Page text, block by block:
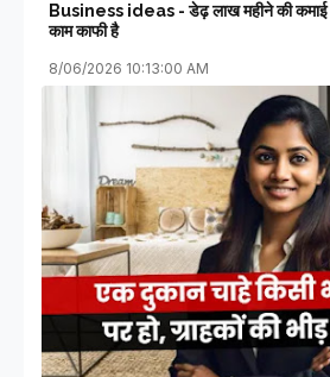
Business ideas - डेढ़ लाख महीने की कमाई
काम काफी है
8/06/2026 10:13:00 AM